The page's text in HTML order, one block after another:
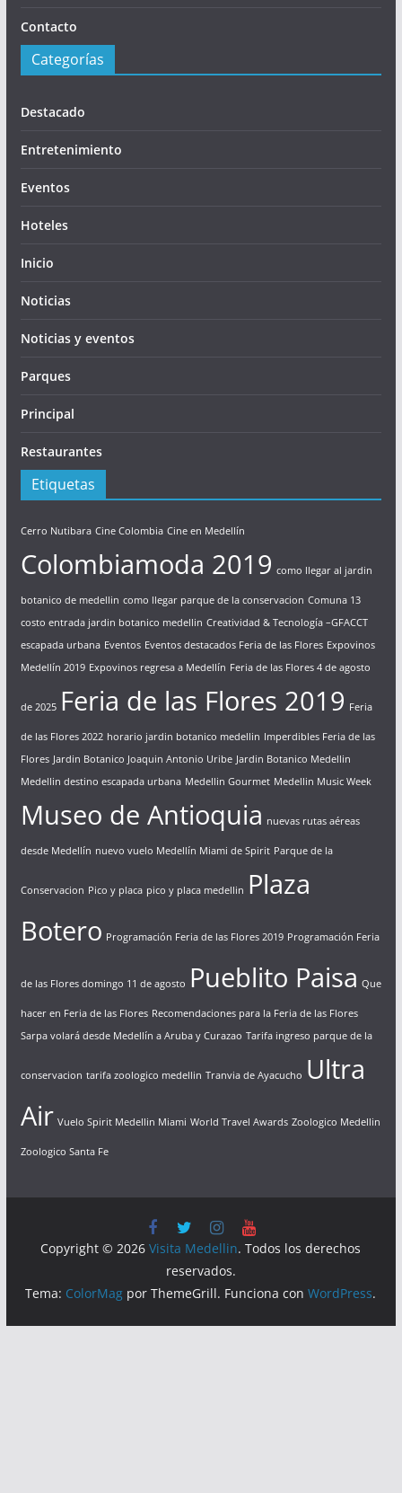
Contacto
Categorías
Destacado
Entretenimiento
Eventos
Hoteles
Inicio
Noticias
Noticias y eventos
Parques
Principal
Restaurantes
Etiquetas
Cerro Nutibara Cine Colombia Cine en Medellín
Colombiamoda 2019 como llegar al jardin
botanico de medellin como llegar parque de la conservacion Comuna 13
costo entrada jardin botanico medellin Creatividad & Tecnología –GFACCT
escapada urbana Eventos Eventos destacados Feria de las Flores Expovinos
Medellín 2019 Expovinos regresa a Medellín Feria de las Flores 4 de agosto
de 2025 Feria de las Flores 2019 Feria
de las Flores 2022 horario jardin botanico medellin Imperdibles Feria de las
Flores Jardin Botanico Joaquin Antonio Uribe Jardin Botanico Medellin
Medellin destino escapada urbana Medellin Gourmet Medellin Music Week
Museo de Antioquia nuevas rutas aéreas
desde Medellín nuevo vuelo Medellín Miami de Spirit Parque de la
Conservacion Pico y placa pico y placa medellin Plaza
Botero Programación Feria de las Flores 2019 Programación Feria
de las Flores domingo 11 de agosto Pueblito Paisa Que
hacer en Feria de las Flores Recomendaciones para la Feria de las Flores
Sarpa volará desde Medellín a Aruba y Curazao Tarifa ingreso parque de la
conservacion tarifa zoologico medellin Tranvia de Ayacucho Ultra
Air Vuelo Spirit Medellin Miami World Travel Awards Zoologico Medellin
Zoologico Santa Fe
Copyright © 2026Visita Medellin. Todos los derechos
reservados.
Tema: ColorMag por ThemeGrill. Funciona conWordPress.